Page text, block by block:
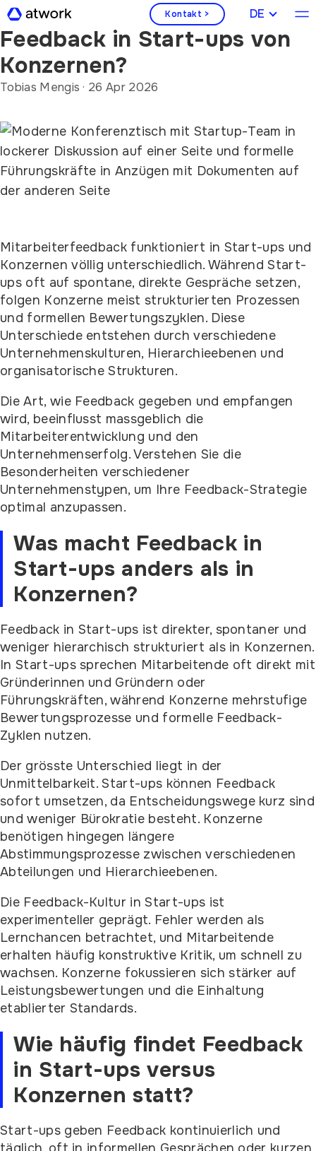
DEUTSCH
Kontakt >
Wie unterscheidet sich
Feedback in Start-ups von
Konzernen?
Tobias Mengis · 26 Apr 2026
Mitarbeiterfeedback funktioniert in Start-ups und
Konzernen völlig unterschiedlich. Während Start-
ups oft auf spontane, direkte Gespräche setzen,
folgen Konzerne meist strukturierten Prozessen
und formellen Bewertungszyklen. Diese
Unterschiede entstehen durch verschiedene
Unternehmenskulturen, Hierarchieebenen und
organisatorische Strukturen.
Die Art, wie Feedback gegeben und empfangen
wird, beeinflusst massgeblich die
Mitarbeiterentwicklung und den
Unternehmenserfolg. Verstehen Sie die
Besonderheiten verschiedener
Unternehmenstypen, um Ihre Feedback-Strategie
optimal anzupassen.
Was macht Feedback in
Start-ups anders als in
Konzernen?
Feedback in Start-ups ist direkter, spontaner und
weniger hierarchisch strukturiert als in Konzernen.
In Start-ups sprechen Mitarbeitende oft direkt mit
Gründerinnen und Gründern oder
Führungskräften, während Konzerne mehrstufige
Bewertungsprozesse und formelle Feedback-
Zyklen nutzen.
Der grösste Unterschied liegt in der
Unmittelbarkeit. Start-ups können Feedback
sofort umsetzen, da Entscheidungswege kurz sind
und weniger Bürokratie besteht. Konzerne
benötigen hingegen längere
Abstimmungsprozesse zwischen verschiedenen
Abteilungen und Hierarchieebenen.
Die Feedback-Kultur in Start-ups ist
experimenteller geprägt. Fehler werden als
Lernchancen betrachtet, und Mitarbeitende
erhalten häufig konstruktive Kritik, um schnell zu
wachsen. Konzerne fokussieren sich stärker auf
Leistungsbewertungen und die Einhaltung
etablierter Standards.
Wie häufig findet Feedback
in Start-ups versus
Konzernen statt?
Start-ups geben Feedback kontinuierlich und